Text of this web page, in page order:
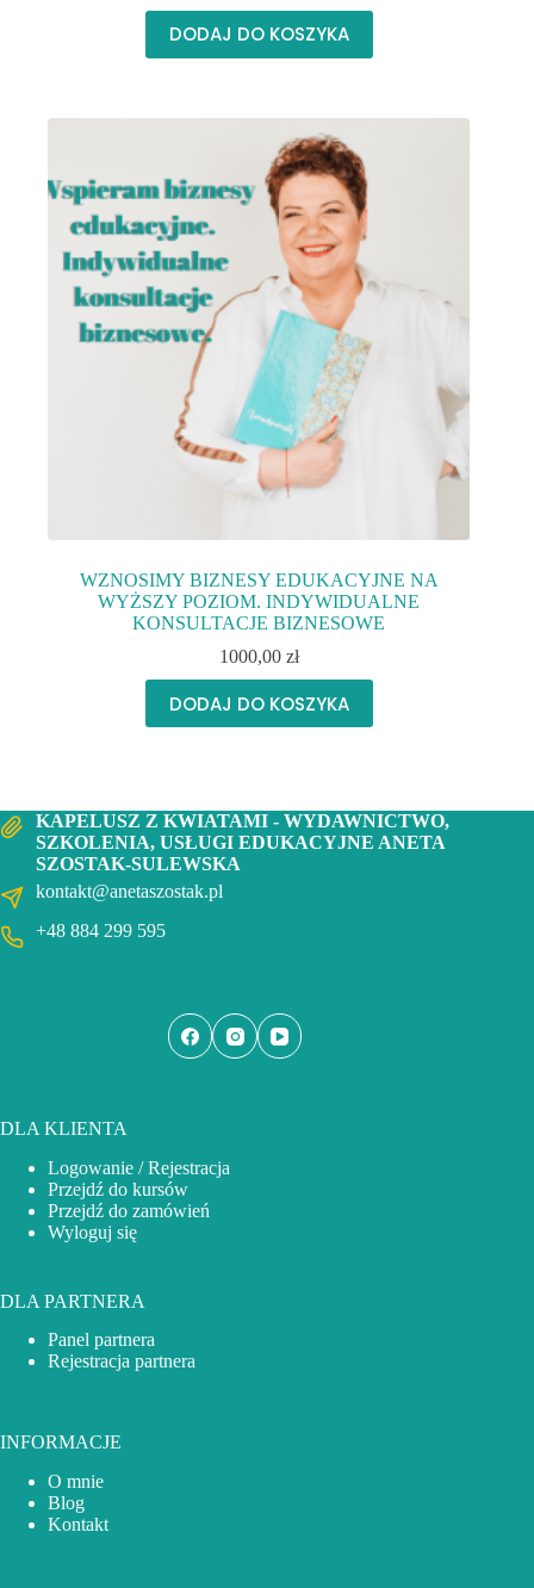
DODAJ DO KOSZYKA
WZNOSIMY BIZNESY EDUKACYJNE NA
WYŻSZY POZIOM. INDYWIDUALNE
KONSULTACJE BIZNESOWE
1000,00 zł
DODAJ DO KOSZYKA
KAPELUSZ Z KWIATAMI - WYDAWNICTWO,
SZKOLENIA, USŁUGI EDUKACYJNE ANETA
SZOSTAK-SULEWSKA
kontakt@anetaszostak.pl
+48 884 299 595
DLA KLIENTA
Logowanie / Rejestracja
Przejdź do kursów
Przejdź do zamówień
Wyloguj się
DLA PARTNERA
Panel partnera
Rejestracja partnera
INFORMACJE
O mnie
Blog
Kontakt